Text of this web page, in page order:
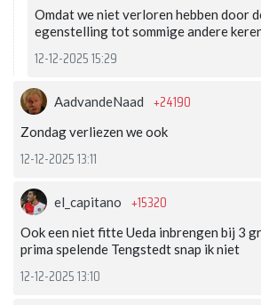
Omdat we niet verloren hebben door
egenstelling tot sommige andere
12-12-2025 15:29
AadvandeNaad +24190
Zondag verliezen we ook
12-12-2025 13:11
el_capitano +15320
Ook een niet fitte Ueda inbrengen bij 3
prima spelende Tengstedt snap ik niet
12-12-2025 13:10